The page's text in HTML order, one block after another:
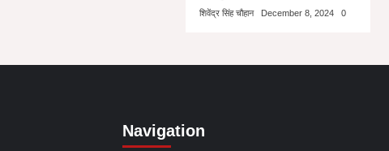
शिवेंद्र सिंह चौहान December 8, 2024 0
Navigation